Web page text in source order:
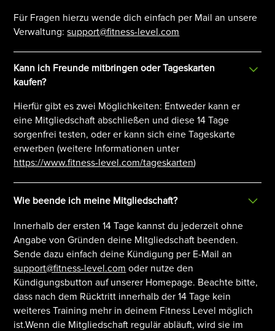
Für Fragen hierzu wende dich einfach per Mail an unsere
Verwaltung:support@fitness-level.com
Kann ich Freunde mitbringen oder Tageskarten
kaufen?
Hierfür gibt es zwei Möglichkeiten: Entweder kann er
eine Mitgliedschaft abschließen und diese 14 Tage
sorgenfrei testen, oder er kann sich eine Tageskarte
erwerben (weitere Informationen unter
https://www.fitness-level.com/tageskarten)
Wie beende ich meine Mitgliedschaft?
Innerhalb der ersten 14 Tage kannst du jederzeit ohne
Angabe von Gründen deine Mitgliedschaft beenden.
Sende dazu einfach deine Kündigung per E-Mail an
support@fitness-level.com oder nutze den
Kündigungsbutton auf unserer Homepage. Beachte bitte,
dass nach dem Rücktritt innerhalb der 14 Tage kein
weiteres Training mehr in deinem Fitness Level möglich
ist.Wenn die Mitgliedschaft regulär abläuft, wird sie im